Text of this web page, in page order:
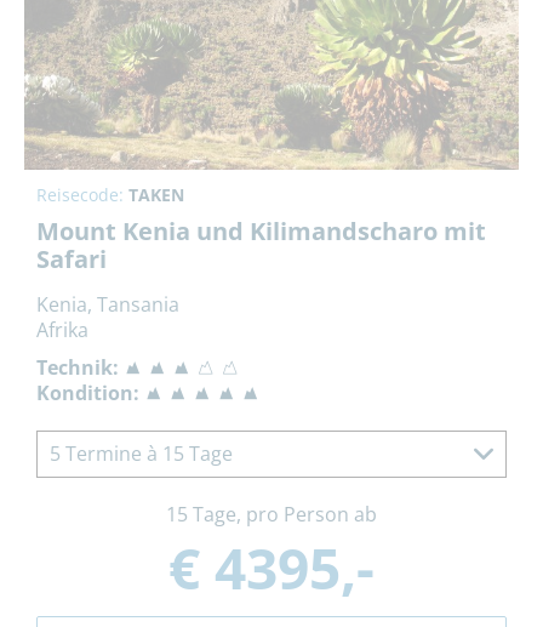
Reisecode: TAKEN
Mount Kenia und Kilimandscharo mit
Safari
Kenia, Tansania
Afrika
Technik:
Kondition:
5 Termine à 15 Tage
15 Tage, pro Person ab
€ 4395,-